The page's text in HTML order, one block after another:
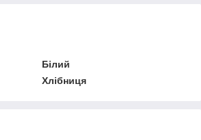
Білий
Хлібниця